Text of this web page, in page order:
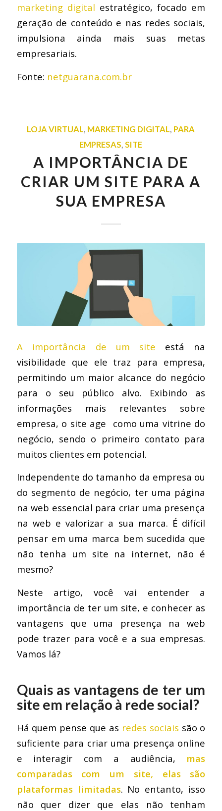
marketing digital estratégico, focado em
geração de conteúdo e nas redes sociais,
impulsiona ainda mais suas metas
empresariais.
Fonte: netguarana.com.br
LOJA VIRTUAL, MARKETING DIGITAL, PARA
EMPRESAS,SITE
A IMPORTÂNCIA DE
CRIAR UM SITE PARA A
SUA EMPRESA
A importância de um site está na
visibilidade que ele traz para empresa,
permitindo um maior alcance do negócio
para o seu público alvo. Exibindo as
informações mais relevantes sobre
empresa, o site age como uma vitrine do
negócio, sendo o primeiro contato para
muitos clientes em potencial.
Independente do tamanho da empresa ou
do segmento de negócio, ter uma página
na web essencial para criar uma presença
na web e valorizar a sua marca. É difícil
pensar em uma marca bem sucedida que
não tenha um site na internet, não é
mesmo?
Neste artigo, você vai entender a
importância de ter um site, e conhecer as
vantagens que uma presença na web
pode trazer para você e a sua empresas.
Vamos lá?
Quais as vantagens de ter um
site em relação à rede social?
Há quem pense que as redes sociais são o
suficiente para criar uma presença online
e interagir com a audiência, mas
comparadas com um site, elas são
plataformas limitadas. No entanto, isso
não quer dizer que elas não tenham